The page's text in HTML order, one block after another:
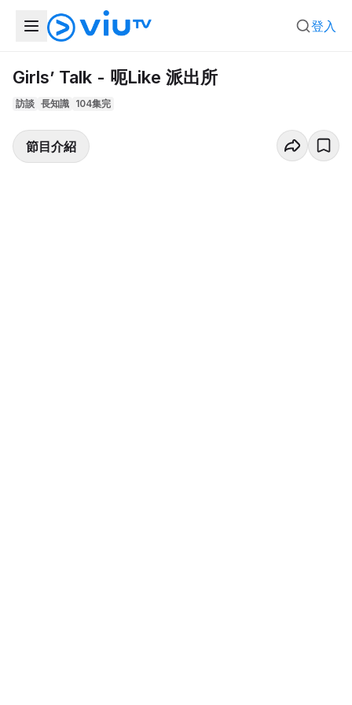
登入
Girls’ Talk - 呃Like 派出所
訪談 長知識 104集完
節目介紹